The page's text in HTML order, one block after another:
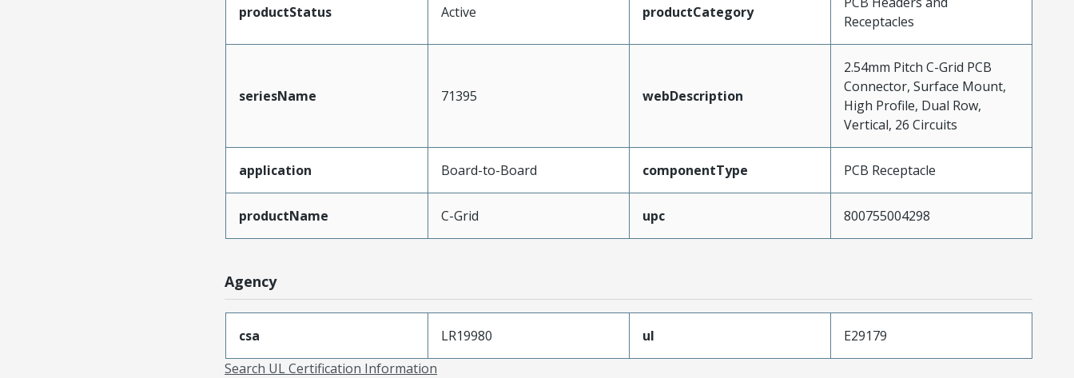
productStatus Active productCategory
Receptacles
seriesName 71395 webDescription
2.54mm Pitch C-Grid PCB
Connector, Surface Mount,
High Profile, Dual Row,
Vertical, 26 Circuits
application Board-to-Board componentType PCB Receptacle
productName C-Grid upc 800755004298
Agency
csa LR19980 ul
E29179
Search UL Certification Information